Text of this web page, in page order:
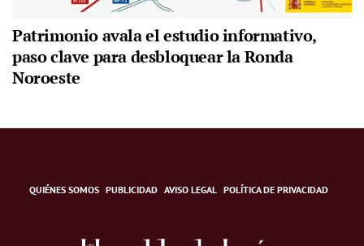
Patrimonio avala el estudio informativo,
paso clave para desbloquear la Ronda
Noroeste
QUIÉNES SOMOS PUBLICIDAD AVISO LEGAL POLÍTICA DE PRIVACIDAD